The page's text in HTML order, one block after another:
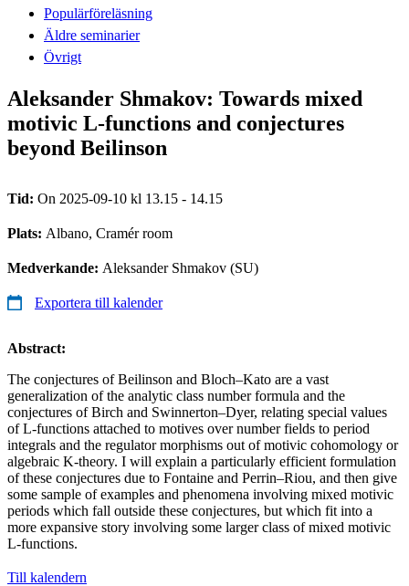
Populärföreläsning
Äldre seminarier
Övrigt
Aleksander Shmakov: Towards mixed
motivic L-functions and conjectures
beyond Beilinson
Tid: On 2025-09-10 kl 13.15 - 14.15
Plats: Albano, Cramér room
Medverkande: Aleksander Shmakov (SU)
Exportera till kalender
Abstract:
The conjectures of Beilinson and Bloch–Kato are a vast
generalization of the analytic class number formula and the
conjectures of Birch and Swinnerton–Dyer, relating special values
of L-functions attached to motives over number fields to period
integrals and the regulator morphisms out of motivic cohomology or
algebraic K-theory. I will explain a particularly efficient formulation
of these conjectures due to Fontaine and Perrin–Riou, and then give
some sample of examples and phenomena involving mixed motivic
periods which fall outside these conjectures, but which fit into a
more expansive story involving some larger class of mixed motivic
L-functions.
Till kalendern